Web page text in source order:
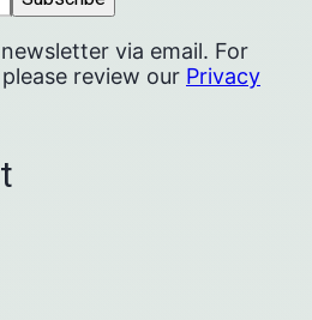
via email. For
review our Privacy